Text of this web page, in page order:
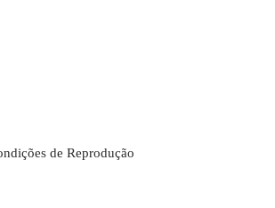
de Reprodução